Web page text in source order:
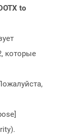
to
которые